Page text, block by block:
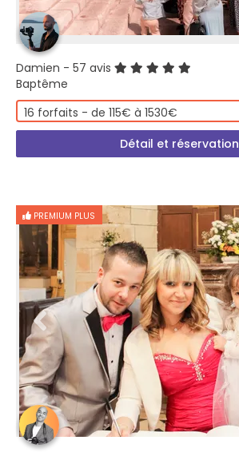
Damien - 57 avis
Baptême
16 forfaits - de 115€ à 1530€
Détail et réservation
PREMIUM PLUS